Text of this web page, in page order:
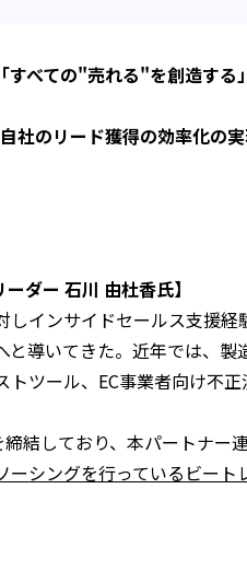
すべての"売れる"を創造する」
社のリード獲得の効率化の
ダー 石川 由杜香氏】
インサイドセールス支援
導いてきた。近年では、製
ツール、EC事業者向け不
しており、本パートナー
シングを行っているビー